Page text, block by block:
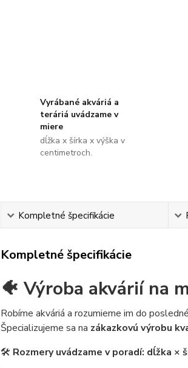
Vyrábané akváriá a
teráriá uvádzame v
miere
dĺžka x šírka x výška v
centimetroch.
Kompletné špecifikácie
Kompletné špecifikácie
🐠 Výroba akvárií na
Robíme akváriá a rozumieme im do
Špecializujeme sa na zákazkovú výrobu
🛠 Rozmery uvádzame v poradí: dĺžka ×